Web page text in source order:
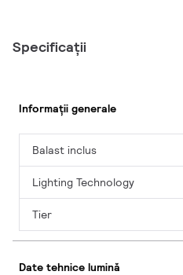
Specificații
Informații generale
Balast inclus
Lighting Technology
Tier
Date tehnice lumină